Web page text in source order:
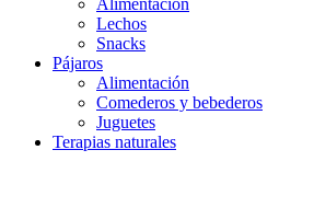
Alimentación
Lechos
Snacks
Pájaros
Alimentación
Comederos y bebederos
Juguetes
Terapias naturales